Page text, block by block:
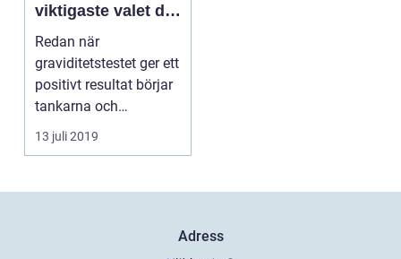
viktigaste valet du
gör för dina barn
Redan när
graviditetstestet ger ett
positivt resultat börjar
tankarna och
planeringen krin...
13 juli 2019
Adress